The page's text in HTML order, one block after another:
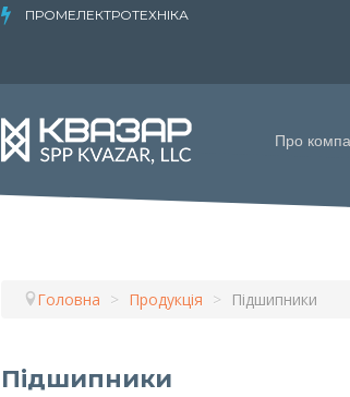
ПРОМЕЛЕКТРОТЕХНІКА
Про
Головна > Продукція > Підшипники
Підшипники